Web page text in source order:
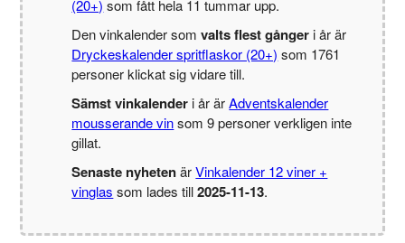
(20+) som fått hela 11 tummar upp.
Den vinkalender somvalts flest gångeri år är
Dryckeskalender spritflaskor (20+) som 1761
personer klickat sig vidare till.
Sämst vinkalenderi år ärAdventskalender
mousserande vinsom 9 personer verkligen inte
gillat.
Senaste nyhetenärVinkalender 12 viner +
vinglas som lades till2025-11-13.